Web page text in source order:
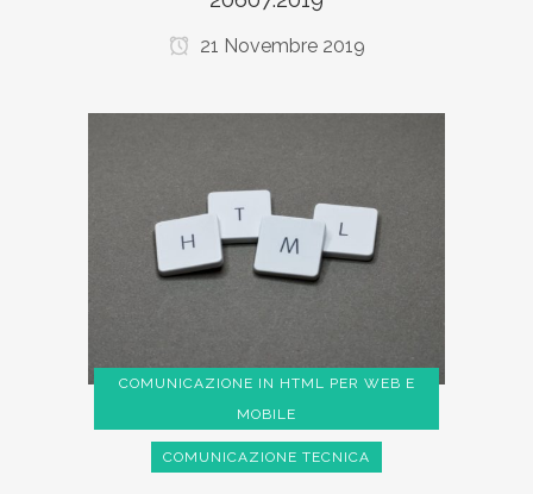
21 Novembre 2019
COMUNICAZIONE IN HTML PER WEB E
MOBILE
COMUNICAZIONE TECNICA